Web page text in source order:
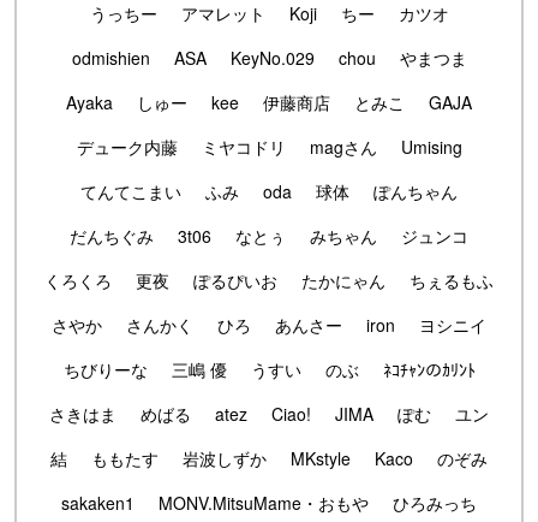
うっちー アマレット Koji ちー
カツオ
odmishien
ASA KeyNo.029 chou
やまつま
Ayaka
しゅー kee 伊藤商店 とみこ
GAJA
デューク内藤
ミヤコドリ magさん
Umising
てんてこまい
ふみ oda 球体
ぽんちゃん
だんちぐみ
3t06 なとぅ みちゃん
ジュンコ
くろくろ
更夜 ぽるぴいお たかにゃん
ちぇるもふ
さやか
さんかく ひろ あんさー iron
ヨシニイ
ちびりーな
三嶋 優 うすい のぶ
ﾈｺﾁｬﾝのｶﾘﾝﾄ
さきはま
めばる atez Ciao! JIMA ぽむ
ユン
結
ももたす 岩波しずか MKstyle Kaco
のぞみ
sakaken1
MONV.MitsuMame・おもや
ひろみっち